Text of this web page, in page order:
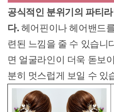
공식적인 분위기의 파티
다. 헤어핀이나 헤어밴드
련된 느낌을 줄 수 있습니
면 얼굴라인이 더욱 돋보
분히 멋스럽게 보일 수 있